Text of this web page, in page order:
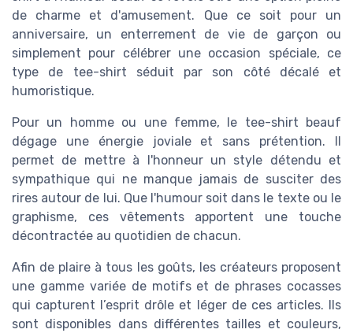
de charme et d'amusement. Que ce soit pour un
anniversaire, un enterrement de vie de garçon ou
simplement pour célébrer une occasion spéciale, ce
type de tee-shirt séduit par son côté décalé et
humoristique.
Pour un homme ou une femme, le tee-shirt beauf
dégage une énergie joviale et sans prétention. Il
permet de mettre à l'honneur un style détendu et
sympathique qui ne manque jamais de susciter des
rires autour de lui. Que l'humour soit dans le texte ou le
graphisme, ces vêtements apportent une touche
décontractée au quotidien de chacun.
Afin de plaire à tous les goûts, les créateurs proposent
une gamme variée de motifs et de phrases cocasses
qui capturent l’esprit drôle et léger de ces articles. Ils
sont disponibles dans différentes tailles et couleurs,